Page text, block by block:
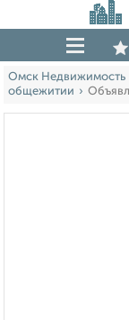
Омск Недвижимость
общежитии